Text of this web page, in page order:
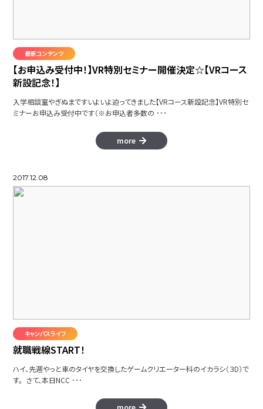
最新コンテンツ
【お申込み受付中！】VR特別セミナー開催決定☆【VRコース
新設記念！】
入学相談室やぎぬまですいよいよ迫ってきました【VRコース新設記念】VR特別セ
ミナーお申込み受付中です（※お申込者多数の ･･･
more
2017.12.08
キャンパスライフ
就職戦線START！
ハイ、先週やっと車のタイヤを交換したゲームクリエーター科のイカラシ（３D）で
す。 さて、本日NCC ･･･